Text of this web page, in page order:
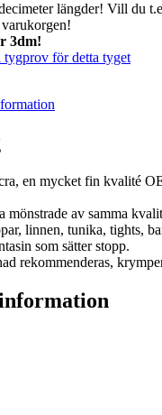
längder! Vill du
3dm!
tygprov för detta tyget
en mycket fin kvalité
mönstrade av samma
linnen, tunika, tights,
som sätter stopp.
rekommenderas,